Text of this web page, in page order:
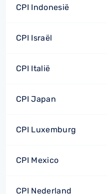
CPI Indonesië
CPI Israël
CPI Italië
CPI Japan
CPI Luxemburg
CPI Mexico
CPI Nederland